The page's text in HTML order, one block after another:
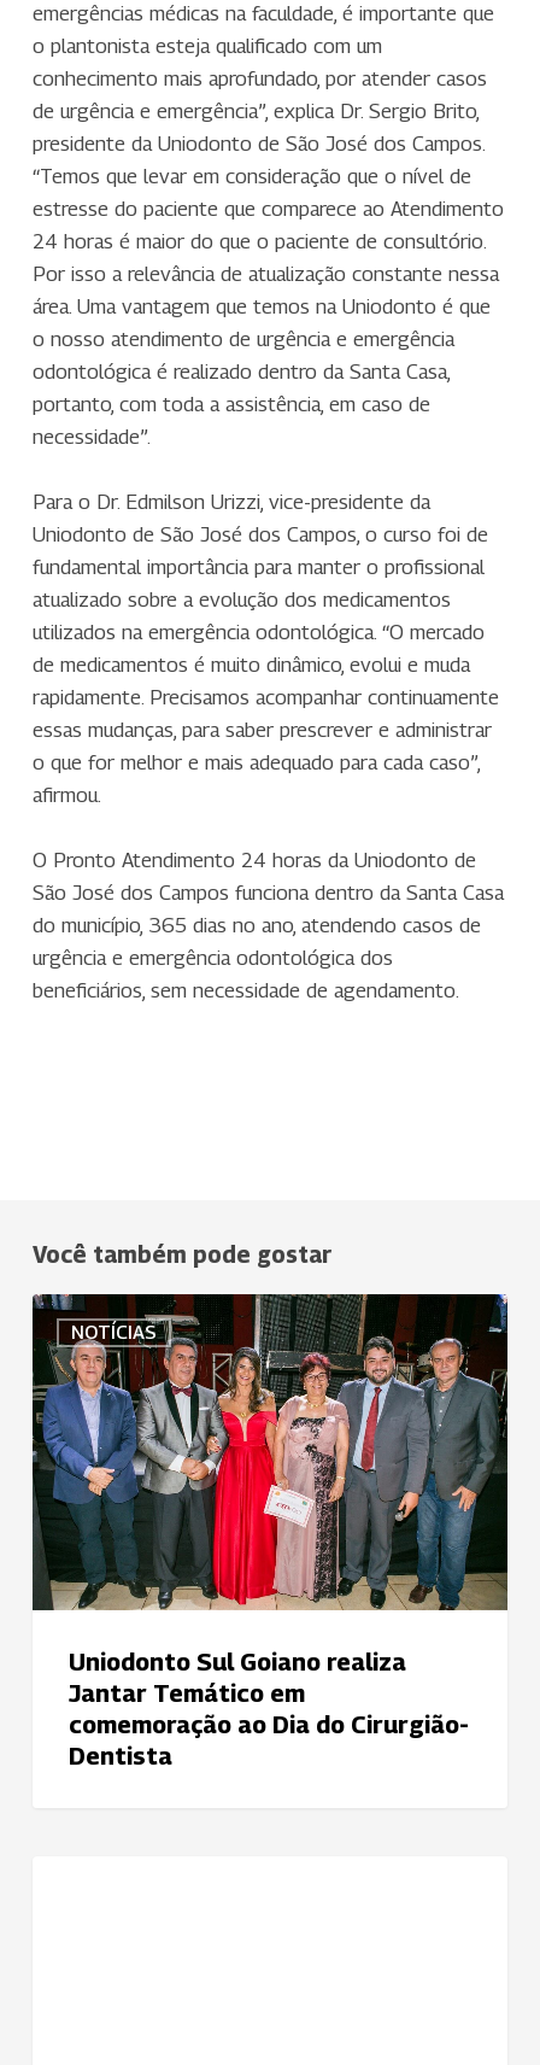
emergências médicas na faculdade, é importante que
o plantonista esteja qualificado com um
conhecimento mais aprofundado, por atender casos
de urgência e emergência”, explica Dr. Sergio Brito,
presidente da Uniodonto de São José dos Campos.
“Temos que levar em consideração que o nível de
estresse do paciente que comparece ao Atendimento
24 horas é maior do que o paciente de consultório.
Por isso a relevância de atualização constante nessa
área. Uma vantagem que temos na Uniodonto é que
o nosso atendimento de urgência e emergência
odontológica é realizado dentro da Santa Casa,
portanto, com toda a assistência, em caso de
necessidade”.
Para o Dr. Edmilson Urizzi, vice-presidente da
Uniodonto de São José dos Campos, o curso foi de
fundamental importância para manter o profissional
atualizado sobre a evolução dos medicamentos
utilizados na emergência odontológica. “O mercado
de medicamentos é muito dinâmico, evolui e muda
rapidamente. Precisamos acompanhar continuamente
essas mudanças, para saber prescrever e administrar
o que for melhor e mais adequado para cada caso”,
afirmou.
O Pronto Atendimento 24 horas da Uniodonto de
São José dos Campos funciona dentro da Santa Casa
do município, 365 dias no ano, atendendo casos de
urgência e emergência odontológica dos
beneficiários, sem necessidade de agendamento.
Você também pode gostar
NOTÍCIAS
Uniodonto
Sul
Goiano
realiza
Jantar
Temático
em
comemoração
ao
Dia
Cirurgião-
Dentista
Uniodonto Sul Goiano realiza
Jantar Temático em
comemoração ao Dia do Cirurgião-
Dentista